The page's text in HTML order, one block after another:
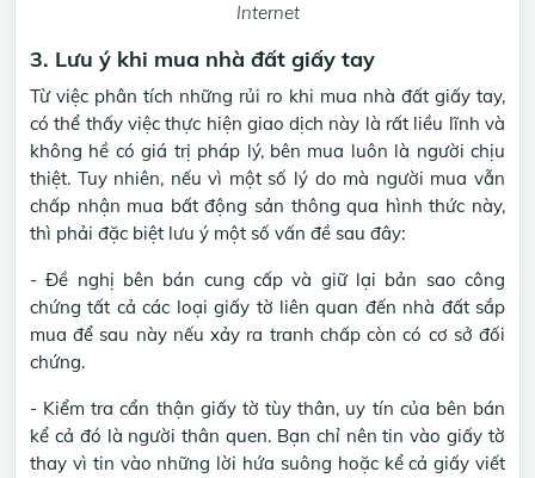
Internet
3. Lưu ý khi mua nhà đất giấy tay
Từ việc phân tích những rủi ro khi mua nhà đất giấy tay,
có thể thấy việc thực hiện giao dịch này là rất liều lĩnh và
không hề có giá trị pháp lý, bên mua luôn là người chịu
thiệt. Tuy nhiên, nếu vì một số lý do mà người mua vẫn
chấp nhận mua bất động sản thông qua hình thức này,
thì phải đặc biệt lưu ý một số vấn đề sau đây:
- Đề nghị bên bán cung cấp và giữ lại bản sao công
chứng tất cả các loại giấy tờ liên quan đến nhà đất sắp
mua để sau này nếu xảy ra tranh chấp còn có cơ sở đối
chứng.
- Kiểm tra cẩn thận giấy tờ tùy thân, uy tín của bên bán
kể cả đó là người thân quen. Bạn chỉ nên tin vào giấy tờ
thay vì tin vào những lời hứa suông hoặc kể cả giấy viết